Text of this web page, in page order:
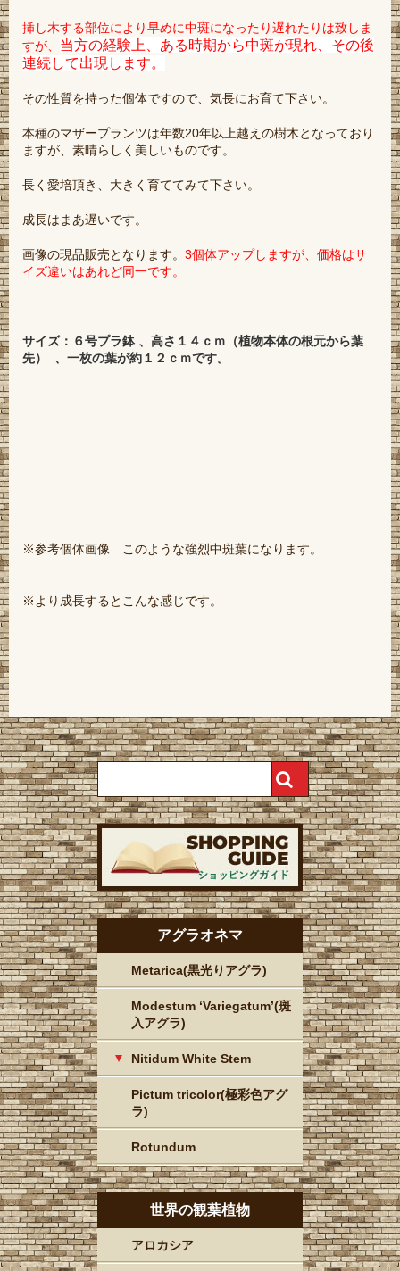
挿し木する部位により早めに中斑になったり遅れたりは致しま
すが、 当方の経験上、ある時期から中斑が現れ、その後
連続して出現します。
その性質を持った個体ですので、気長にお育て下さい。
本種のマザープランツは年数20年以上越えの樹木となっており
ますが、素晴らしく美しいものです。
長く愛培頂き、大きく育ててみて下さい。
成長はまあ遅いです。
画像の現品販売となります。 3個体アップしますが、価格はサ
イズ違いはあれど同一です。
サイズ：６号プラ鉢 、高さ１４ｃｍ（植物本体の根元から葉
先） 、一枚の葉が約１２ｃｍです。
※参考個体画像 このような強烈中斑葉になります。
※より成長するとこんな感じです。
アグラオネマ
Metarica(黒光りアグラ)
Modestum ‘Variegatum’(斑
入アグラ)
Nitidum White Stem
Pictum tricolor(極彩色アグ
ラ)
Rotundum
世界の観葉植物
アロカシア